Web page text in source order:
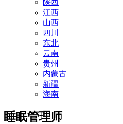
陕西
江西
山西
四川
东北
云南
贵州
内蒙古
新疆
海南
睡眠管理师